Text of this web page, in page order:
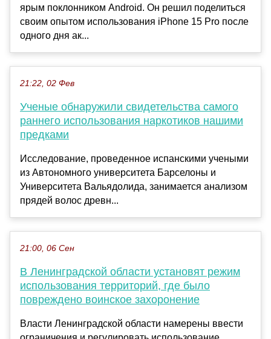
ярым поклонником Android. Он решил поделиться
своим опытом использования iPhone 15 Pro после
одного дня ак...
21:22, 02 Фев
Ученые обнаружили свидетельства самого
раннего использования наркотиков нашими
предками
Исследование, проведенное испанскими учеными
из Автономного университета Барселоны и
Университета Вальядолида, занимается анализом
прядей волос древн...
21:00, 06 Сен
В Ленинградской области установят режим
использования территорий, где было
повреждено воинское захоронение
Власти Ленинградской области намерены ввести